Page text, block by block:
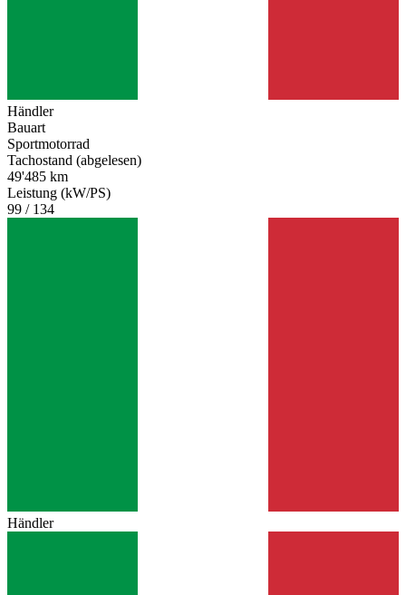
Händler
Bauart
Sportmotorrad
Tachostand (abgelesen)
49'485 km
Leistung (kW/PS)
99 / 134
Händler